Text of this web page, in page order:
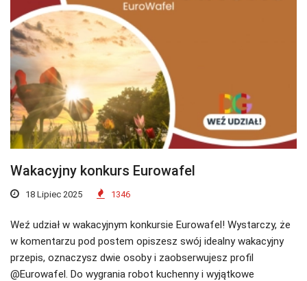
Wakacyjny konkurs Eurowafel
18 Lipiec 2025 1346
Weź udział w wakacyjnym konkursie Eurowafel! Wystarczy, że
w komentarzu pod postem opiszesz swój idealny wakacyjny
przepis, oznaczysz dwie osoby i zaobserwujesz profil
@Eurowafel. Do wygrania robot kuchenny i wyjątkowe